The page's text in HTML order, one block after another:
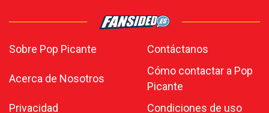
Sobre Pop Picante Contáctanos
Acerca de Nosotros
Cómo contactar a Pop
Picante
Privacidad
Condiciones de uso